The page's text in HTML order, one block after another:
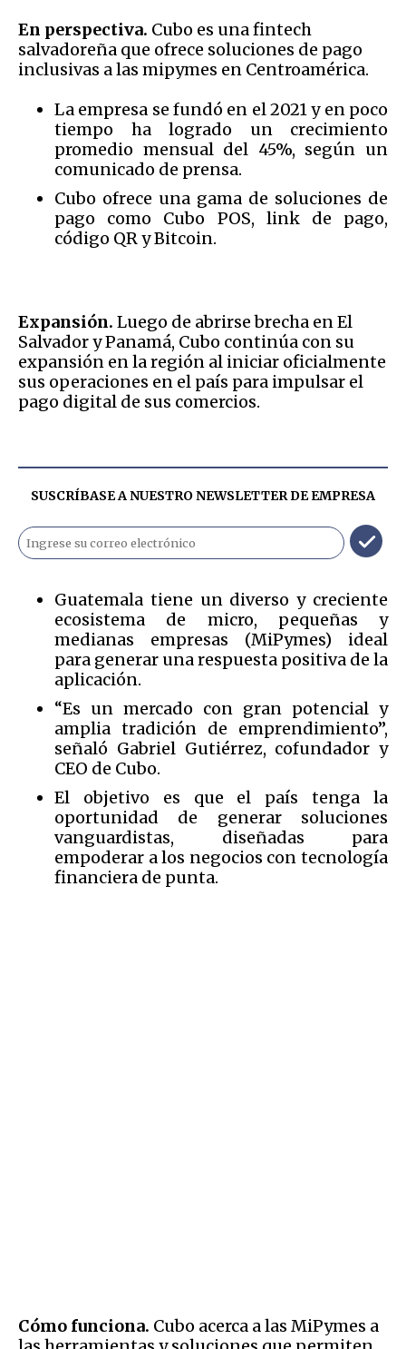
En perspectiva. Cubo es una fintech
salvadoreña que ofrece soluciones de pago
inclusivas a las mipymes en Centroamérica.
La empresa se fundó en el 2021 y en poco
tiempo ha logrado un crecimiento
promedio mensual del 45%, según un
comunicado de prensa.
Cubo ofrece una gama de soluciones de
pago como Cubo POS, link de pago,
código QR y Bitcoin.
Expansión. Luego de abrirse brecha en El
Salvador y Panamá, Cubo continúa con su
expansión en la región al iniciar oficialmente
sus operaciones en el país para impulsar el
pago digital de sus comercios.
SUSCRÍBASE A NUESTRO NEWSLETTER DEEMPRESA
Guatemala tiene un diverso y creciente
ecosistema de micro, pequeñas y
medianas empresas (MiPymes) ideal
para generar una respuesta positiva de la
aplicación.
“Es un mercado con gran potencial y
amplia tradición de emprendimiento”,
señaló Gabriel Gutiérrez, cofundador y
CEO de Cubo.
El objetivo es que el país tenga la
oportunidad de generar soluciones
vanguardistas, diseñadas para
empoderar a los negocios con tecnología
financiera de punta.
Cómo funciona. Cubo acerca a las MiPymes a